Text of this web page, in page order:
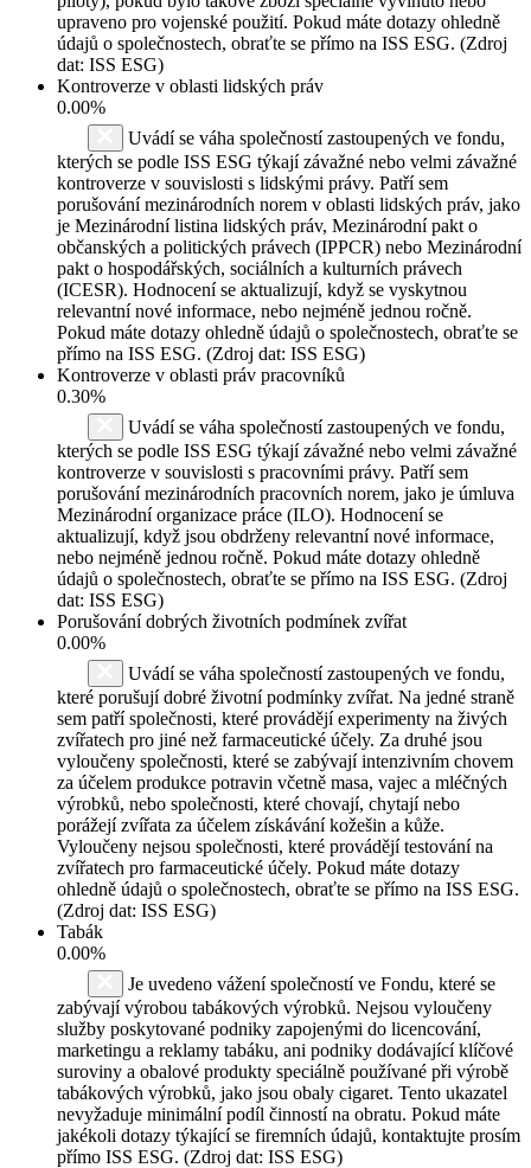
upraveno pro vojenské použití. Pokud máte dotazy ohledně
údajů o společnostech, obraťte se přímo na ISS ESG. (Zdroj
dat: ISS ESG)
Kontroverze v oblasti lidských práv
0.00%
Uvádí se váha společností zastoupených ve fondu,
kterých se podle ISS ESG týkají závažné nebo velmi závažné
kontroverze v souvislosti s lidskými právy. Patří sem
porušování mezinárodních norem v oblasti lidských práv, jako
je Mezinárodní listina lidských práv, Mezinárodní pakt o
občanských a politických právech (IPPCR) nebo Mezinárodní
pakt o hospodářských, sociálních a kulturních právech
(ICESR). Hodnocení se aktualizují, když se vyskytnou
relevantní nové informace, nebo nejméně jednou ročně.
Pokud máte dotazy ohledně údajů o společnostech, obraťte se
přímo na ISS ESG. (Zdroj dat: ISS ESG)
Kontroverze v oblasti práv pracovníků
0.30%
Uvádí se váha společností zastoupených ve fondu,
kterých se podle ISS ESG týkají závažné nebo velmi závažné
kontroverze v souvislosti s pracovními právy. Patří sem
porušování mezinárodních pracovních norem, jako je úmluva
Mezinárodní organizace práce (ILO). Hodnocení se
aktualizují, když jsou obdrženy relevantní nové informace,
nebo nejméně jednou ročně. Pokud máte dotazy ohledně
údajů o společnostech, obraťte se přímo na ISS ESG. (Zdroj
dat: ISS ESG)
Porušování dobrých životních podmínek zvířat
0.00%
Uvádí se váha společností zastoupených ve fondu,
které porušují dobré životní podmínky zvířat. Na jedné straně
sem patří společnosti, které provádějí experimenty na živých
zvířatech pro jiné než farmaceutické účely. Za druhé jsou
vyloučeny společnosti, které se zabývají intenzivním chovem
za účelem produkce potravin včetně masa, vajec a mléčných
výrobků, nebo společnosti, které chovají, chytají nebo
porážejí zvířata za účelem získávání kožešin a kůže.
Vyloučeny nejsou společnosti, které provádějí testování na
zvířatech pro farmaceutické účely. Pokud máte dotazy
ohledně údajů o společnostech, obraťte se přímo na ISS ESG.
(Zdroj dat: ISS ESG)
Tabák
0.00%
Je uvedeno vážení společností ve Fondu, které se
zabývají výrobou tabákových výrobků. Nejsou vyloučeny
služby poskytované podniky zapojenými do licencování,
marketingu a reklamy tabáku, ani podniky dodávající klíčové
suroviny a obalové produkty speciálně používané při výrobě
tabákových výrobků, jako jsou obaly cigaret. Tento ukazatel
nevyžaduje minimální podíl činností na obratu. Pokud máte
jakékoli dotazy týkající se firemních údajů, kontaktujte prosím
přímo ISS ESG. (Zdroj dat: ISS ESG)